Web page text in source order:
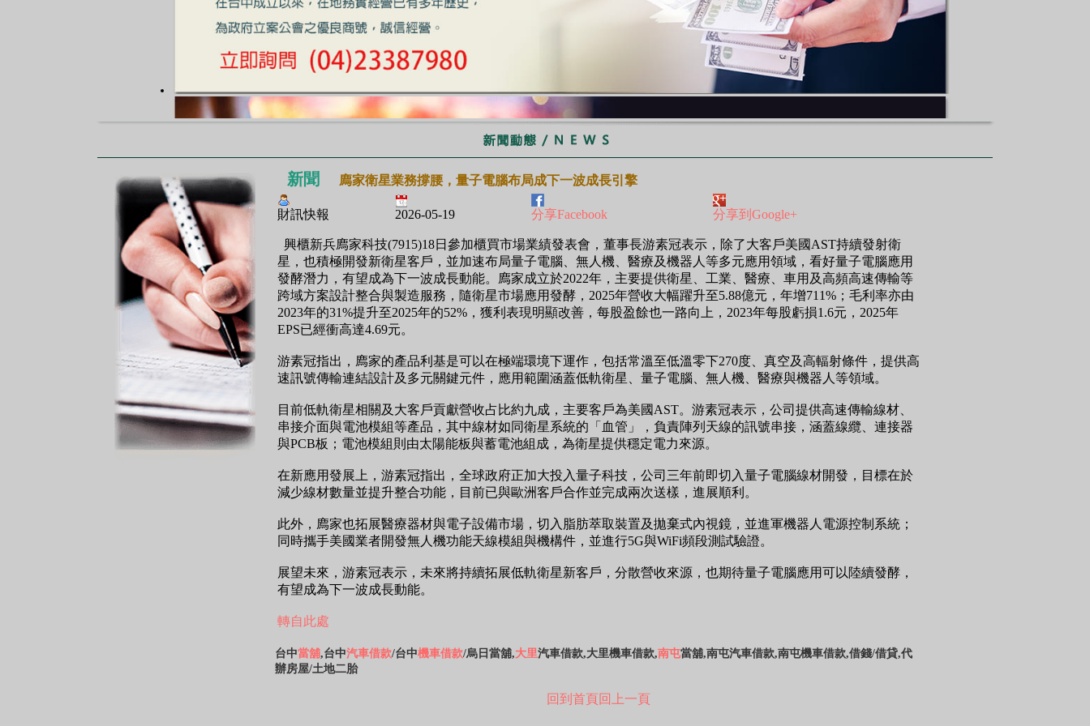
新聞 廌家衛星業務撐腰，量子電腦布局成下一波成長引擎
財訊快報 2026-05-19 分享Facebook 分享到Google+
興櫃新兵廌家科技(7915)18日參加櫃買市場業績發表會，董事長游素冠表示，除了大客戶美國AST持續發射衛
星，也積極開發新衛星客戶，並加速布局量子電腦、無人機、醫療及機器人等多元應用領域，看好量子電腦應用
發酵潛力，有望成為下一波成長動能。廌家成立於2022年，主要提供衛星、工業、醫療、車用及高頻高速傳輸等
跨域方案設計整合與製造服務，隨衛星市場應用發酵，2025年營收大幅躍升至5.88億元，年增711%；毛利率亦由
2023年的31%提升至2025年的52%，獲利表現明顯改善，每股盈餘也一路向上，2023年每股虧損1.6元，2025年
EPS已經衝高達4.69元。
游素冠指出，廌家的產品利基是可以在極端環境下運作，包括常溫至低溫零下270度、真空及高輻射條件，提供高
速訊號傳輸連結設計及多元關鍵元件，應用範圍涵蓋低軌衛星、量子電腦、無人機、醫療與機器人等領域。
目前低軌衛星相關及大客戶貢獻營收占比約九成，主要客戶為美國AST。游素冠表示，公司提供高速傳輸線材、
串接介面與電池模組等產品，其中線材如同衛星系統的「血管」，負責陣列天線的訊號串接，涵蓋線纜、連接器
與PCB板；電池模組則由太陽能板與蓄電池組成，為衛星提供穩定電力來源。
在新應用發展上，游素冠指出，全球政府正加大投入量子科技，公司三年前即切入量子電腦線材開發，目標在於
減少線材數量並提升整合功能，目前已與歐洲客戶合作並完成兩次送樣，進展順利。
此外，廌家也拓展醫療器材與電子設備市場，切入脂肪萃取裝置及拋棄式內視鏡，並進軍機器人電源控制系統；
同時攜手美國業者開發無人機功能天線模組與機構件，並進行5G與WiFi頻段測試驗證。
展望未來，游素冠表示，未來將持續拓展低軌衛星新客戶，分散營收來源，也期待量子電腦應用可以陸續發酵，
有望成為下一波成長動能。
轉自此處
台中當舖,台中汽車借款/台中機車借款/烏日當舖,大里汽車借款,大里機車借款,南屯當舖,南屯汽車借款,南屯機車借款,借錢/借貸,代
辦房屋/土地二胎
回到首頁 回上一頁